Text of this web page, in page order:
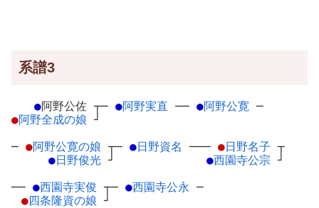
系譜3
●阿野公佐 ┬
●阿野全成の娘 ┘
─ ●阿野実直 ── ●阿野公寛 ─
─ ●阿野公寛の娘 ┬
●日野俊光 ┘
─ ●日野資名 ─── ●日野名子 ┬
●西園寺公宗 ┘
── ●西園寺実俊 ┬
●四条隆資の娘 ┘
─ ●西園寺公永 ─